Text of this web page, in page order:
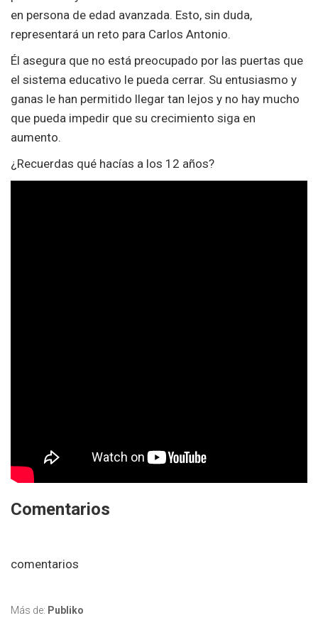
en persona de edad avanzada. Esto, sin duda,
representará un reto para Carlos Antonio.
Él asegura que no está preocupado por las puertas que
el sistema educativo le pueda cerrar. Su entusiasmo y
ganas le han permitido llegar tan lejos y no hay mucho
que pueda impedir que su crecimiento siga en
aumento.
¿Recuerdas qué hacías a los 12 años?
Comentarios
comentarios
Más de: Publiko